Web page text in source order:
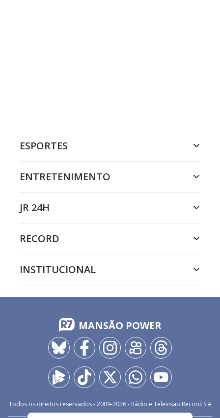
ESPORTES
ENTRETENIMENTO
JR 24H
RECORD
INSTITUCIONAL
MANSÃO POWER
Todos os direitos reservados - 2009-2026- Rádio e Televisão Record S.A